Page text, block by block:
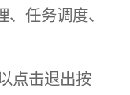
任务调度、
点击退出按